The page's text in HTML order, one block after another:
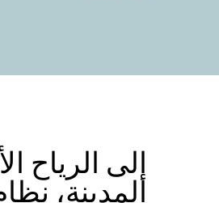
إلى الرياح
المدينة،